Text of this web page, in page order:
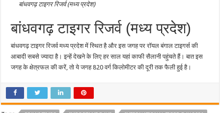
बांधवगढ़ टाइगर रिजर्व (मध्य प्रदेश)
बांधवगढ़ टाइगर रिजर्व (मध्य प्रदेश)
बांधवगढ़ टाइगर रिजर्व मध्य प्रदेश में स्थित है और इस जगह पर रॉयल बंगाल टाइगर्स की
आबादी सबसे ज्यादा है। इन्हें देखने के लिए हर साल यहां काफी सैलानी पहुंचते हैं। बात इस
जगह के क्षेत्रफल की करें, तो ये जगह 820 वर्ग किलोमीटर की दूरी तक फैली हुई है।